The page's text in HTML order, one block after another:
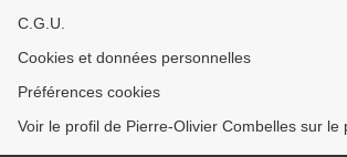
C.G.U.
Cookies et données personnelles
Préférences cookies
Voir le profil de Pierre-Olivier Combelles sur le